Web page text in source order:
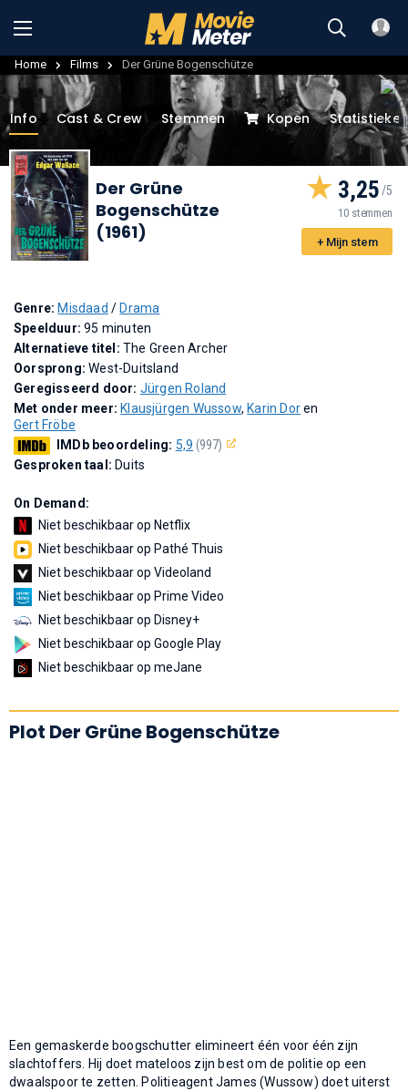
Home Films Der Grüne Bogenschütze
Info Cast & Crew Stemmen Kopen
Der Grüne
Bogenschütze
(1961)
3,25
10 stemmen
+ Mijn stem
Genre: Misdaad / Drama
Speelduur:95 minuten
Alternatieve titel: The Green Archer
Oorsprong:West-Duitsland
Geregisseerd door: Jürgen Roland
Met onder meer: Klausjürgen Wussow, Karin Doren
Gert Fröbe
IMDb beoordeling: 5,9 (997)
Gesproken taal: Duits
On Demand:
Niet beschikbaar op Netflix
Niet beschikbaar op Pathé Thuis
Niet beschikbaar op Videoland
Niet beschikbaar op Prime Video
Niet beschikbaar op Disney+
Niet beschikbaar op Google Play
Niet beschikbaar op meJane
Plot Der Grüne Bogenschütze
Een gemaskerde boogschutter elimineert één voor één zijn
slachtoffers. Hij doet mateloos zijn best om de politie op een
dwaalspoor te zetten. Politieagent James (Wussow) doet uiterst